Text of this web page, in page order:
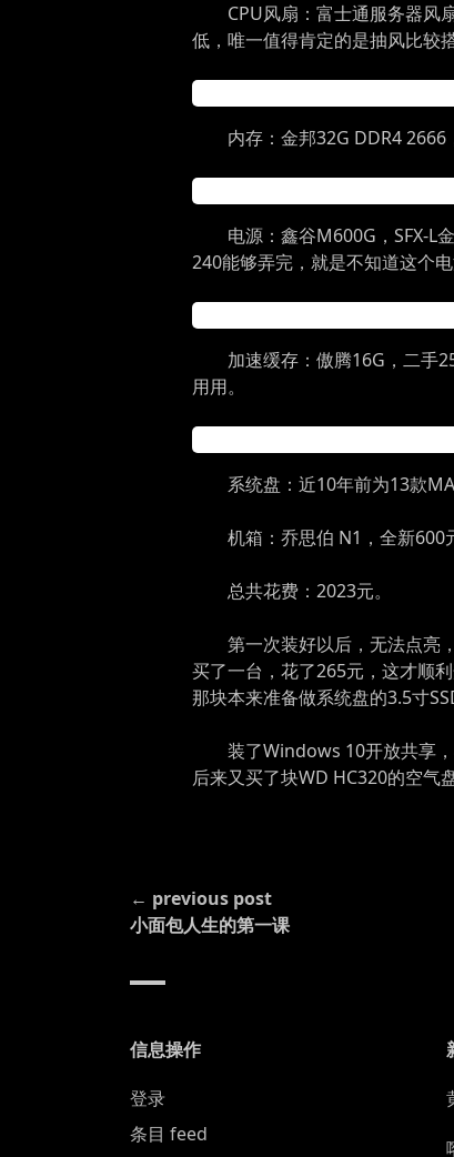
CPU风扇：富士通服务器风
低，唯一值得肯定的是抽风比较
内存：金邦32G DDR4
电源：鑫谷M600G，SFX-L
240能够弄完，就是不知道这个
加速缓存：傲腾16G，二手
用用。
系统盘：近10年前为13款
机箱：乔思伯 N1，全新600
总共花费：2023元。
第一次装好以后，无法点亮
买了一台，花了265元，这才顺
那块本来准备做系统盘的3.5寸
装了Windows 10开放共享
后来又买了块WD HC320的空气
CONTINUE
READING
← previous post
小面包人生的第一课
信息操作
登录
条目 feed